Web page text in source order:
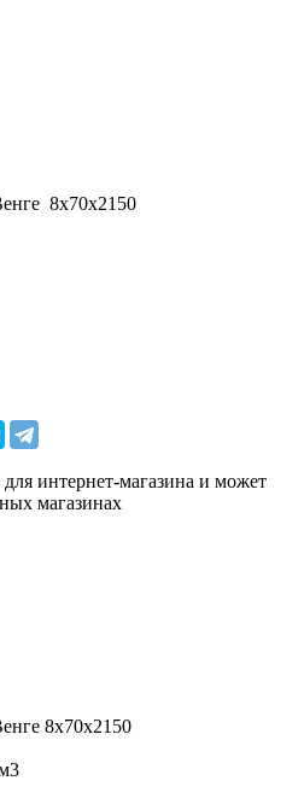
8х70х2150
интернет-магазина и может
магазинах
8х70х2150